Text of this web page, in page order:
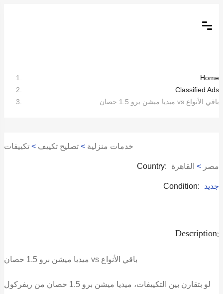
Home
Classified Ads
ميديا ميشن برو 1.5 حصان vs باقي الأنواع
خدمات منزلية > تصليح تكييف > تكييفات
Country: مصر > القاهرة
Condition: جديد
Description:
ميديا ميشن برو 1.5 حصان vs باقي الأنواع
لو بتقارن بين التكييفات، ميديا ميشن برو 1.5 حصان من
ريفركول